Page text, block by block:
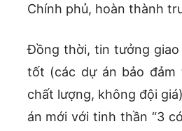
Chính phủ, hoàn thành
Đồng thời, tin tưởng giao
tốt (các dự án bảo đảm
chất lượng, không đội
án mới với tinh thần “3